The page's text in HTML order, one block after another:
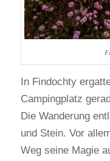
In Findochty
Campingplatz
Die Wanderung
und Stein. Vor
Weg seine Magie